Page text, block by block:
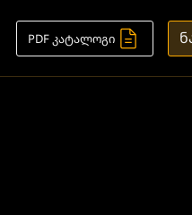
PDF კატალოგი